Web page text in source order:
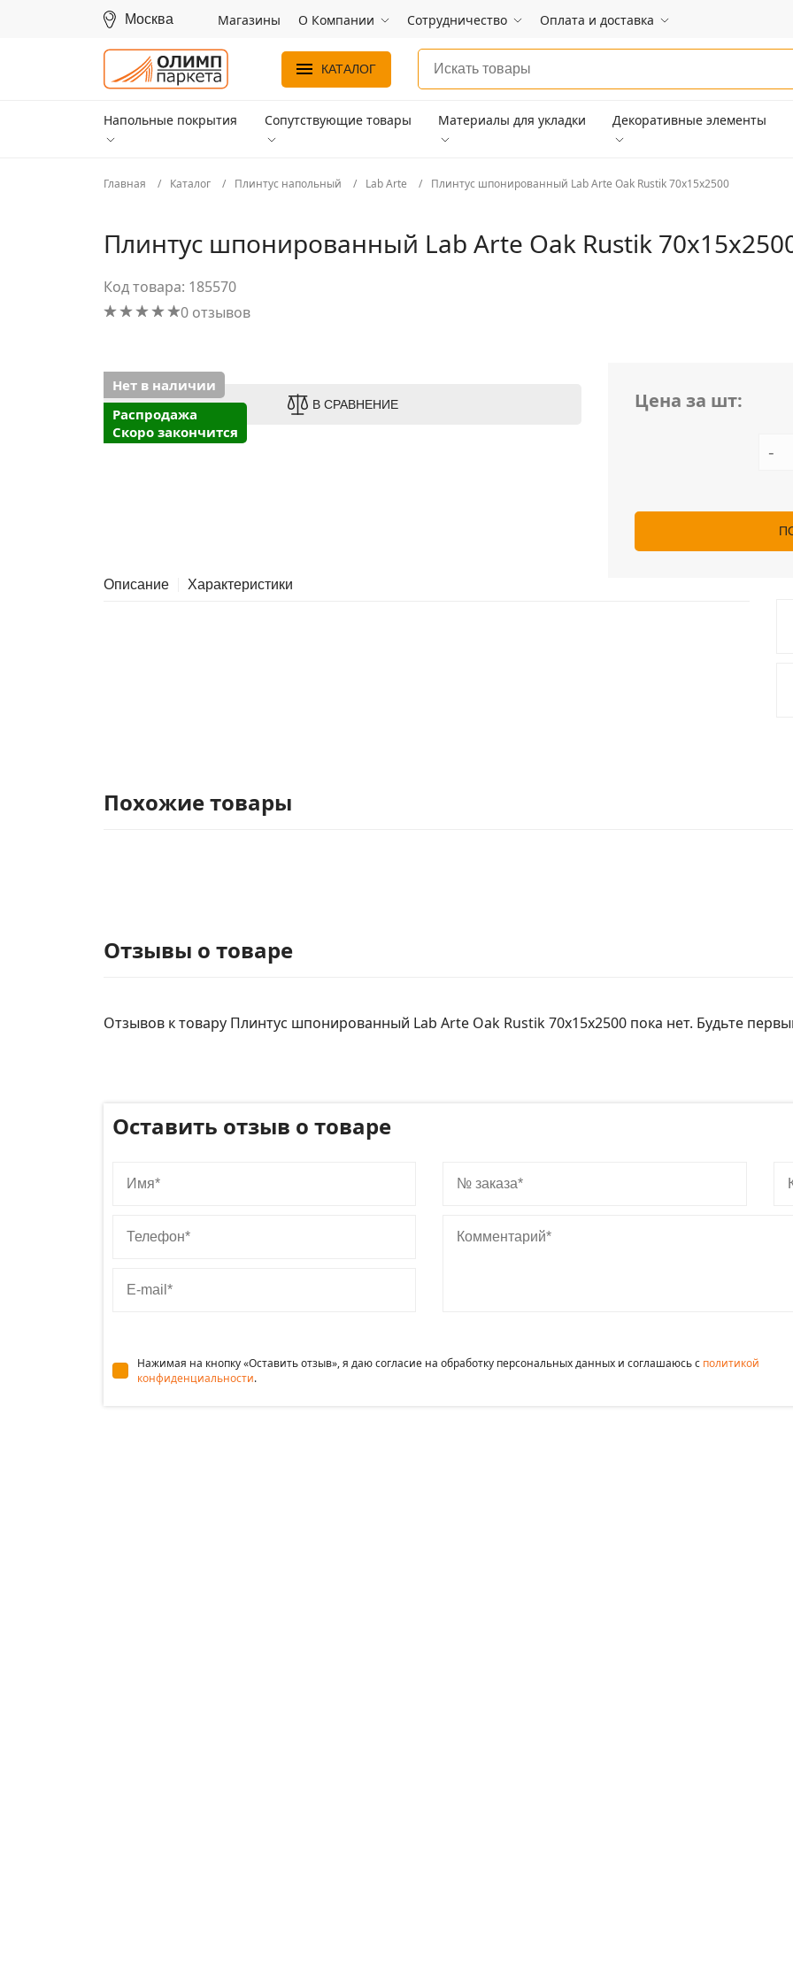
Москва Магазины О Компании Сотрудничество Оплата и доставка
КАТАЛОГ
Напольные покрытия Сопутствующие товары Материалы для укладки Декоративные элементы
Главная Каталог Плинтус напольный Lab Arte Плинтус шпонированный Lab Arte Oak Rustik 70х15х2500
Плинтус шпонированный Lab Arte Oak Rustik
Код товара: 185570
0 отзывов
Нет в наличии
Распродажа
Скоро закончится
В СРАВНЕНИЕ Цена за шт:
-
Описание Характеристики
Похожие товары
Отзывы о товаре
Отзывов к товару Плинтус шпонированный Lab Arte Oak Rustik 70х15х2500 пока нет. Будьте
Оставить отзыв о товаре
Нажимая на кнопку «Оставить отзыв», я даю согласие на обработку персональных данных и соглашаюсь c политикой
конфиденциальности.